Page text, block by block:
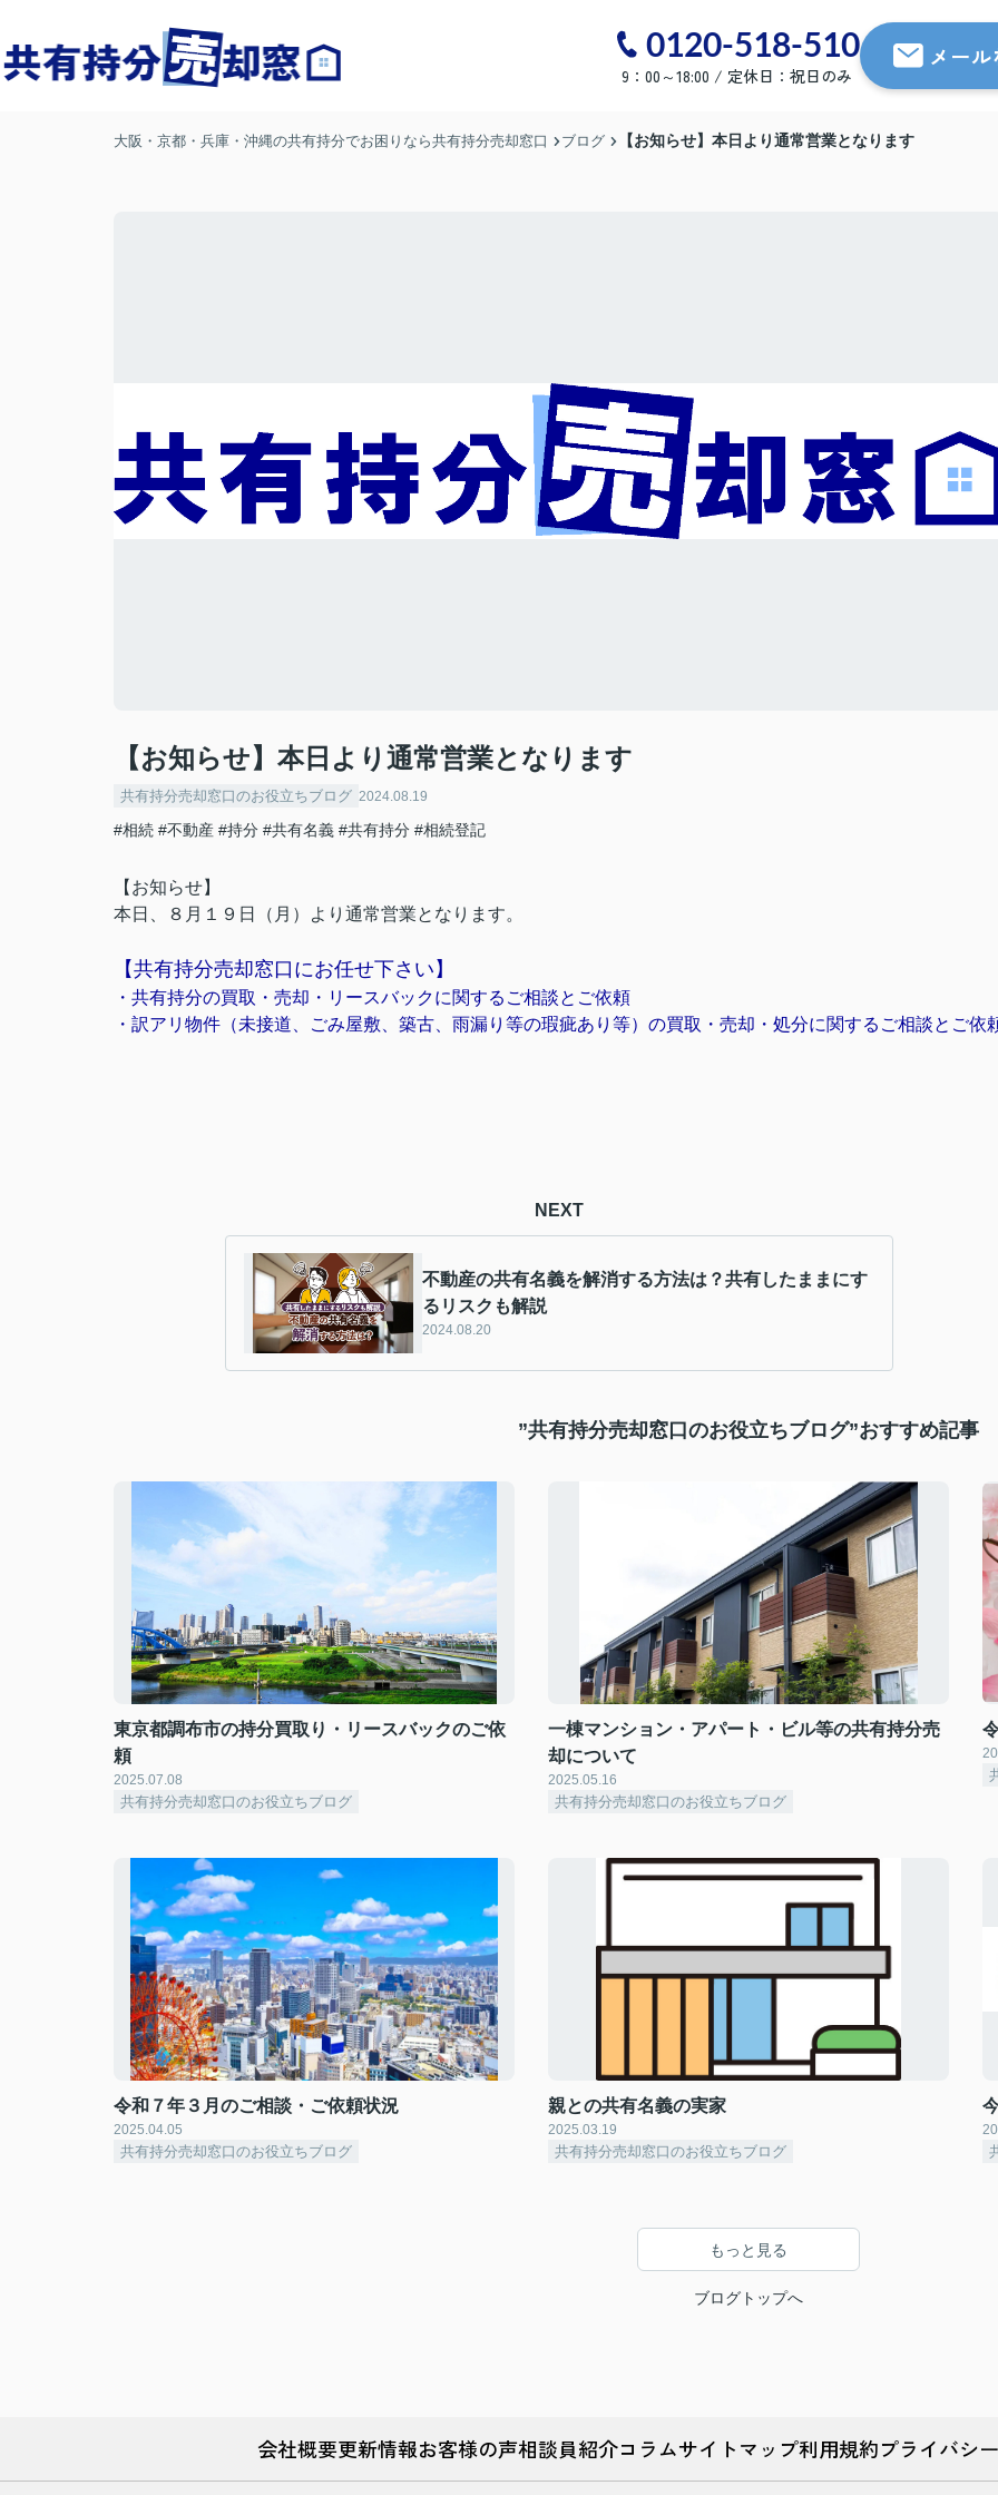
0120-518-510
9：00～18:00 / 定休日：祝日のみ
メー
大阪・京都・兵庫・沖縄の共有持分でお困りなら共有持分売却窓口 ブログ 【お知らせ】本日より通常営業となります
【お知らせ】本日より通常営業となります
共有持分売却窓口のお役立ちブログ 2024.08.19
#相続 #不動産 #持分 #共有名義 #共有持分 #相続登記
【お知らせ】
本日、８月１９日（月）より通常営業となります。
【共有持分売却窓口にお任せ下さい】
・共有持分の買取・売却・リースバックに関するご相談とご依頼
・訳アリ物件（未接道、ごみ屋敷、築古、雨漏り等の瑕疵あり等）の買取・売却・処分に関するご相談とご依
NEXT
不動産の共有名義を解消する方法は？共有したままにす
るリスクも解説
2024.08.20
”共有持分売却窓口のお役立ちブログ”おすすめ記事
東京都調布市の持分買取り・リースバックのご依
頼
2025.07.08
共有持分売却窓口のお役立ちブログ
一棟マンション・アパート・ビル等の共有持分売
却について
2025.05.16
共有持分売却窓口のお役立ちブログ
令和７年３月のご相談・ご依頼状況
2025.04.05
共有持分売却窓口のお役立ちブログ
親との共有名義の実家
2025.03.19
共有持分売却窓口のお役立ちブログ
もっと見る
ブログトップへ
会社概要更新情報お客様の声相談員紹介コラムサイトマップ利用規約プライバシ